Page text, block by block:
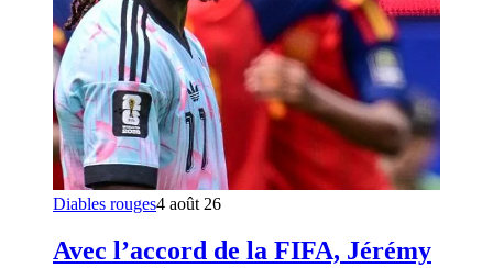
Diables rouges4 août 26
Avec l’accord de la FIFA, Jérémy